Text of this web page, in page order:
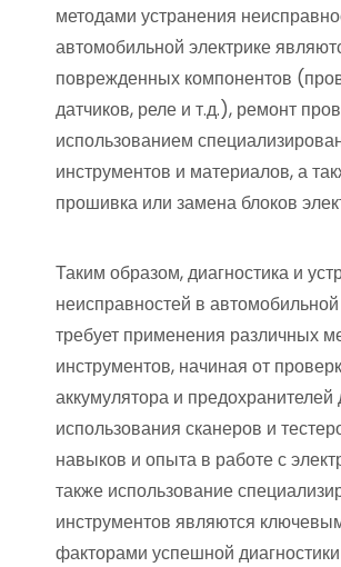
методами устранения
автомобильной электрике
поврежденных компонентов
датчиков, реле и т.д.), ремонт
использованием
инструментов и материалов, а
прошивка или замена блоков
Таким образом, диагностика и
неисправностей в автомобильной
требует применения различных
инструментов, начиная от
аккумулятора и предохранителей
использования сканеров и
навыков и опыта в работе с
также использование
инструментов являются
факторами успешной